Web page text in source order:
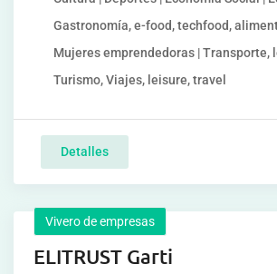
Gastronomía, e-food, techfood,
Mujeres emprendedoras | Transporte,
Turismo, Viajes, leisure, travel
Detalles
Vivero de empresas
ELITRUST Garti